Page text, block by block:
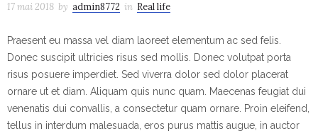
17 mai 2018 by admin8772 in Real life
Praesent eu massa vel diam laoreet elementum ac sed felis.
Donec suscipit ultricies risus sed mollis. Donec volutpat porta
risus posuere imperdiet. Sed viverra dolor sed dolor placerat
ornare ut et diam. Aliquam quis nunc quam. Maecenas feugiat dui
venenatis dui convallis, a consectetur quam ornare. Proin eleifend,
tellus in interdum malesuada, eros purus mattis augue, in auctor